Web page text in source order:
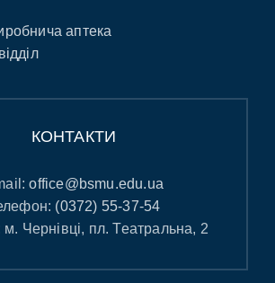
аптека
КОНТАКТИ
office@bsmu.edu.ua
(0372) 55-37-54
Чернівці, пл. Театральна, 2